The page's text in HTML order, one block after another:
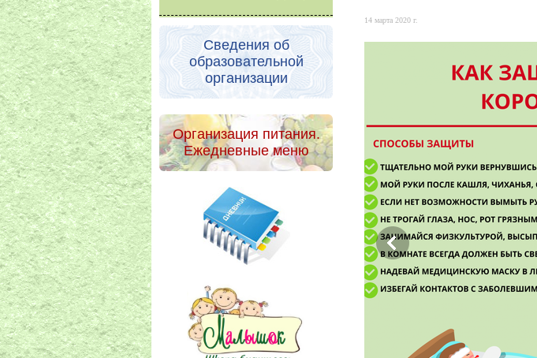
Сведения об
образовательной
организации
Организация питания.
Ежедневные меню
14 марта 2020 г.